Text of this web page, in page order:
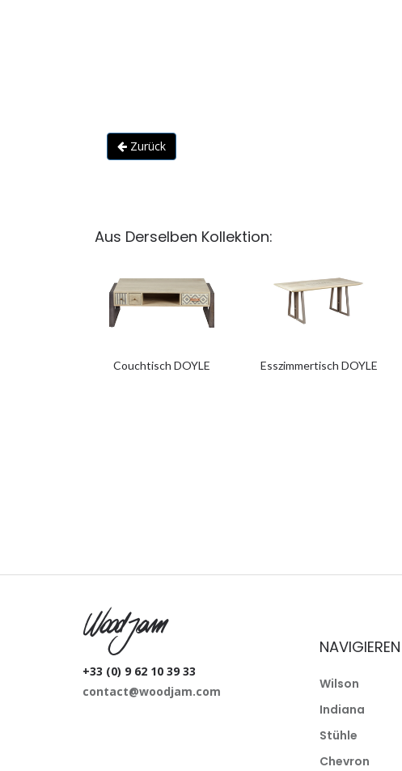
Zurück
Aus Derselben Kollektion:
Couchtisch DOYLE Esszimmertisch DOYLE
W
+33 (0) 9 62 10 39 33
contact@woodjam.com
NAVIGIEREN
Wilson
Indiana
Stühle
Chevron